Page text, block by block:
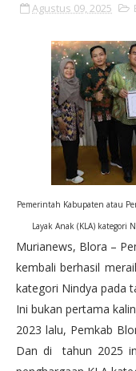
Agustus 09, 2025
Pemerintah Kabupaten atau
Layak Anak (KLA) kategori
Murianews, Blora –
kembali berhasil
kategori Nindya pada
Ini bukan pertama
2023 lalu, Pemkab
Dan di tahun 2025